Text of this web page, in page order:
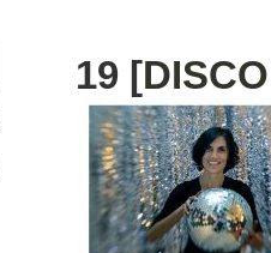
19 [